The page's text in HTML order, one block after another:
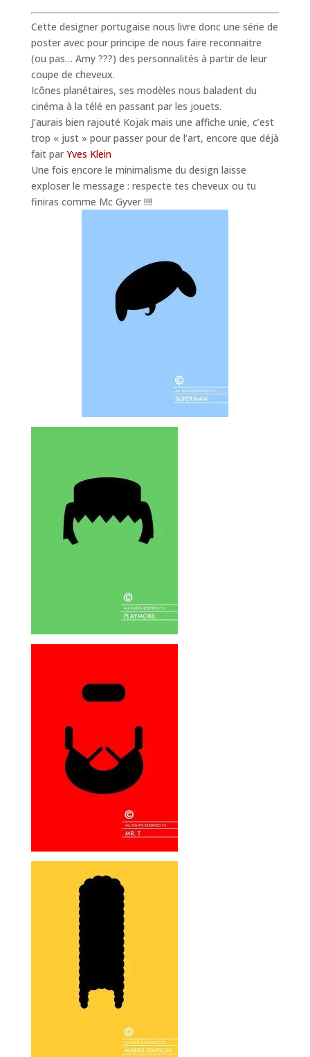
Cette designer portugaise nous livre donc une série de
poster avec pour principe de nous faire reconnaitre
(ou pas… Amy ???) des personnalités à partir de leur
coupe de cheveux.
Icônes planétaires, ses modèles nous baladent du
cinéma à la télé en passant par les jouets.
J’aurais bien rajouté Kojak mais une affiche unie, c’est
trop « just » pour passer pour de l’art, encore que déjà
fait par Yves Klein
Une fois encore le minimalisme du design laisse
exploser le message : respecte tes cheveux ou tu
finiras comme Mc Gyver !!!!